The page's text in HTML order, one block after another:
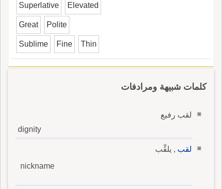
Superlative Elevated
Great Polite
Sublime Fine Thin
كلمات شبيهة ومرادفات
لقب رفيع
dignity
لقب , يلقِّب
nickname